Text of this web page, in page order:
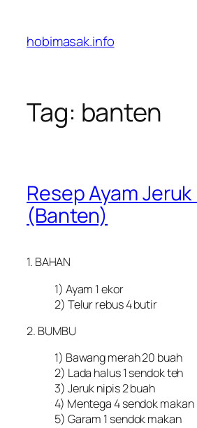
content
hobimasak.info
Tag: banten
Resep Ayam
(Banten)
1. BAHAN
1) Ayam 1 ekor
2) Telur rebus 4 butir
2. BUMBU
1) Bawang merah 20 buah
2) Lada halus 1 sendok teh
3) Jeruk nipis 2 buah
4) Mentega 4 sendok makan
5) Garam 1 sendok makan